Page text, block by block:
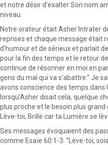
et notre désir d’exalter Son nom
niveau.
Notre orateur était Asher Intrater
reprises et chaque message était
d’humour et de sérieux et parlait
pour la fin des temps et le retour
continue de résonner en moi en
gens du mal qui va s’abattre.” Je
avons conscience des temps
lorsqu’Asher disait cela, quelque
plus proche et le besoin plus
Lève-toi, Brille car ta Lumière se
Ses messages évoquaient des
comme Esaïe 60:1-3. “Lève-toi,